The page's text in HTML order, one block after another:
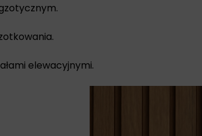
elewacyjnymi.